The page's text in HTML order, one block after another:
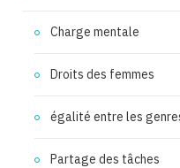
Charge mentale
Droits des femmes
égalité entre les
Partage des tâches